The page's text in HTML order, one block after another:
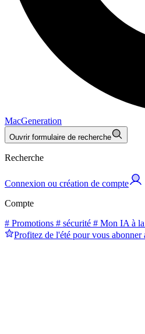
MacGeneration
Ouvrir formulaire de recherche
Recherche
Connexion ou création de compte
Compte
# Promotions # sécurité # Mon IA à la
Profitez de l'été pour vous